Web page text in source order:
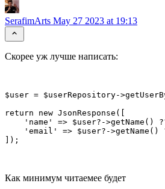
SerafimArts May 27 2023 at 19:13
Скорее уж лучше написать:
$user = $userRepository-
return new JsonResponse([
'name' => $user?->getName()
'email' => $user?->getName()
]);
Как минимум читаемее будет